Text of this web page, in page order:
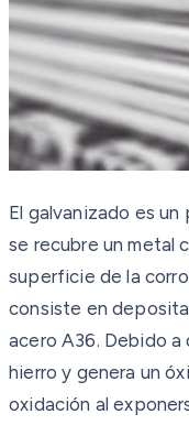
El galvanizado es
se recubre un metal
superficie de la
consiste en
acero A36. Debido a
hierro y genera un
oxidación al